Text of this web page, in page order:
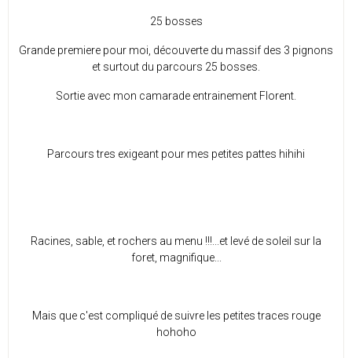
25 bosses
Grande premiere pour moi, découverte du massif des 3 pignons
et surtout du parcours 25 bosses.
Sortie avec mon camarade entrainement Florent.
Parcours tres exigeant pour mes petites pattes hihihi
Racines, sable, et rochers au menu !!!...et levé de soleil sur la
foret, magnifique...
Mais que c'est compliqué de suivre les petites traces rouge
hohoho